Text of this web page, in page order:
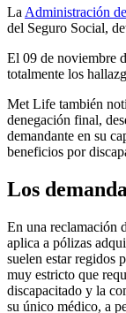
La Administración
del Seguro Social,
El 09 de noviembre
totalmente los
Met Life también
denegación final,
demandante en su
beneficios por
Los
En una reclamación
aplica a pólizas
suelen estar regidos
muy estricto que
discapacitado y la
su único médico, a